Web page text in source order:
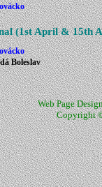
(1st April & 15th
Boleslav
Web Page
Copyright